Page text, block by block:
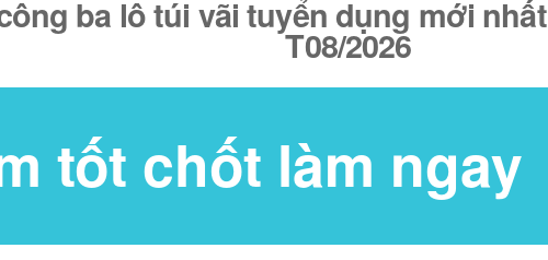
ba lô túi vãi tuyển dụng mới
T08/2026
tốt chốt làm ngay